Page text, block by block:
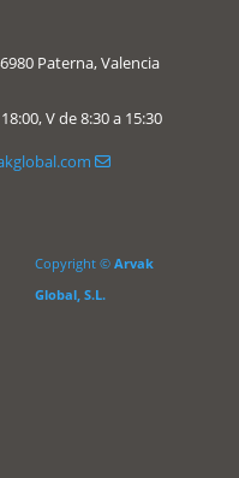
Paterna, Valencia
V de 8:30 a 15:30
Copyright © Arvak
Global, S.L.